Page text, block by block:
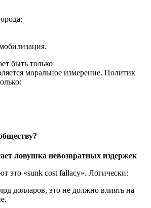
быть только
моральное измерение. Политик
ловушка невозвратных издержек
это «sunk cost fallacy». Логически:
долларов, это не должно влиять на